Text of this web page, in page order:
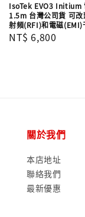
IsoTek EVO3 Initium
1.5m 台灣公司貨 可
射頻(RFI)和電磁(EMI)
Regular
NT$ 6,800
關於我們
本店地址
聯絡我們
最新優惠